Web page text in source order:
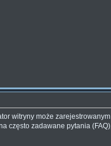
witryny może zarejestrowanym
często zadawane pytania (FAQ),